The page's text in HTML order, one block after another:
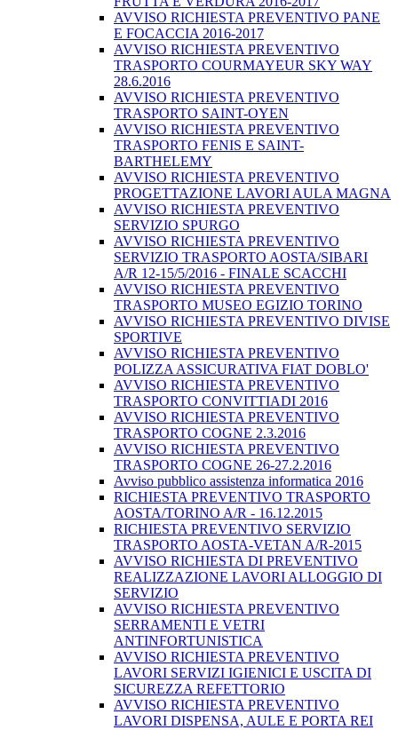
AVVISO RICHIESTA PREVENTIVO PANE
E FOCACCIA 2016-2017
AVVISO RICHIESTA PREVENTIVO
TRASPORTO COURMAYEUR SKY WAY
28.6.2016
AVVISO RICHIESTA PREVENTIVO
TRASPORTO SAINT-OYEN
AVVISO RICHIESTA PREVENTIVO
TRASPORTO FENIS E SAINT-
BARTHELEMY
AVVISO RICHIESTA PREVENTIVO
PROGETTAZIONE LAVORI AULA MAGNA
AVVISO RICHIESTA PREVENTIVO
SERVIZIO SPURGO
AVVISO RICHIESTA PREVENTIVO
SERVIZIO TRASPORTO AOSTA/SIBARI
A/R 12-15/5/2016 - FINALE SCACCHI
AVVISO RICHIESTA PREVENTIVO
TRASPORTO MUSEO EGIZIO TORINO
AVVISO RICHIESTA PREVENTIVO DIVISE
SPORTIVE
AVVISO RICHIESTA PREVENTIVO
POLIZZA ASSICURATIVA FIAT DOBLO'
AVVISO RICHIESTA PREVENTIVO
TRASPORTO CONVITTIADI 2016
AVVISO RICHIESTA PREVENTIVO
TRASPORTO COGNE 2.3.2016
AVVISO RICHIESTA PREVENTIVO
TRASPORTO COGNE 26-27.2.2016
Avviso pubblico assistenza informatica 2016
RICHIESTA PREVENTIVO TRASPORTO
AOSTA/TORINO A/R - 16.12.2015
RICHIESTA PREVENTIVO SERVIZIO
TRASPORTO AOSTA-VETAN A/R-2015
AVVISO RICHIESTA DI PREVENTIVO
REALIZZAZIONE LAVORI ALLOGGIO DI
SERVIZIO
AVVISO RICHIESTA PREVENTIVO
SERRAMENTI E VETRI
ANTINFORTUNISTICA
AVVISO RICHIESTA PREVENTIVO
LAVORI SERVIZI IGIENICI E USCITA DI
SICUREZZA REFETTORIO
AVVISO RICHIESTA PREVENTIVO
LAVORI DISPENSA, AULE E PORTA REI